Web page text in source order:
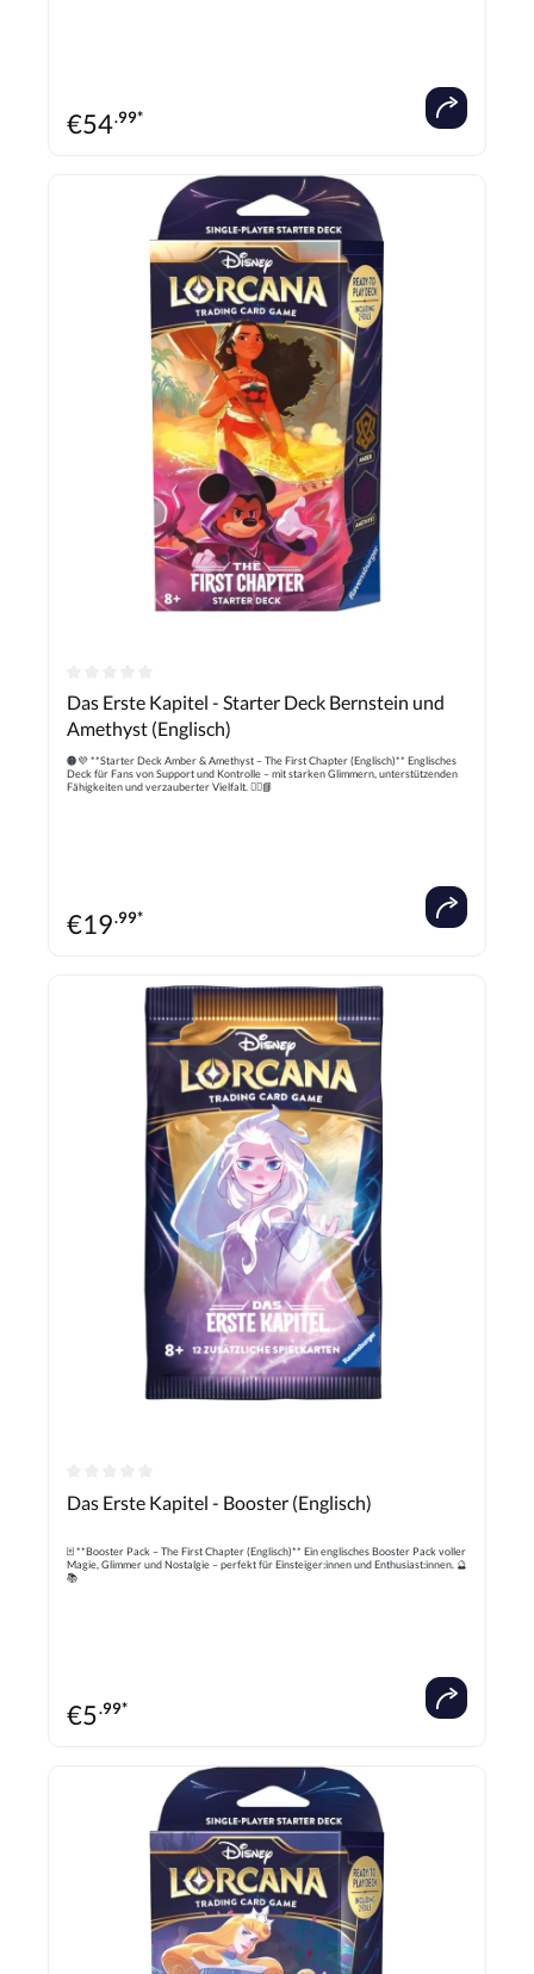
€54.99*
Durchschnittliche Bewertung von 0 von 5 Sternen
Das Erste Kapitel - Starter Deck Bernstein und
Amethyst (Englisch)
🟠💜 **Starter Deck Amber & Amethyst – The First Chapter (Englisch)** Englisches
Deck für Fans von Support und Kontrolle – mit starken Glimmern, unterstützenden
Fähigkeiten und verzauberter Vielfalt. 🧙‍♀️📘
€19.99*
Durchschnittliche Bewertung von 0 von 5 Sternen
Das Erste Kapitel - Booster (Englisch)
🃏 **Booster Pack – The First Chapter (Englisch)** Ein englisches Booster Pack voller
Magie, Glimmer und Nostalgie – perfekt für Einsteiger:innen und Enthusiast:innen. 🔮
📚
€5.99*